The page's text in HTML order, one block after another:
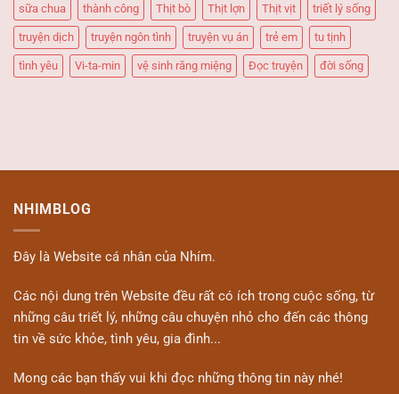
sữa chua thành công Thịt bò Thịt lợn Thịt vịt triết lý sống
truyện dịch truyện ngôn tình truyện vụ án trẻ em tu tịnh
tình yêu Vi-ta-min vệ sinh răng miệng Đọc truyện đời sống
NHIMBLOG
Đây là Website cá nhân của Nhím.
Các nội dung trên Website đều rất có ích trong cuộc sống, từ
những câu triết lý, những câu chuyện nhỏ cho đến các thông
tin về sức khỏe, tình yêu, gia đình...
Mong các bạn thấy vui khi đọc những thông tin này nhé!